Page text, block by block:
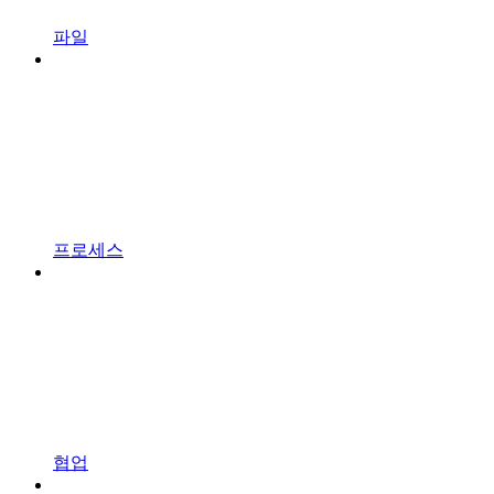
파일
프로세스
협업